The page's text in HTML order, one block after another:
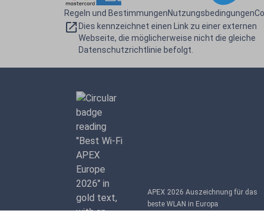
Regeln und BestimmungenNutzungsbedingungen
Dies kennzeichnet einen Link zu einer externen
Webseite, die möglicherweise nicht die gleiche
Datenschutzrichtlinie befolgt.
APEX 2026 Auszeichnung für das
beste WLAN in Europa